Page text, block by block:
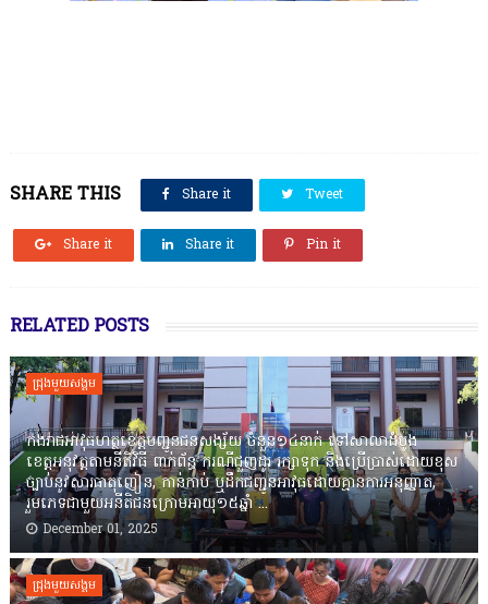
SHARE THIS Share it Tweet
Share it Share it Pin it
RELATED POSTS
ជ្រុងមួយសង្គម
កងរាជឣាវុធហត្ថខេត្តបញ្ជូនជនសង្ស័យ ចំនួន១៤នាក់ ទៅសាលាដំបូង
ខេត្តឣនុវត្តតាមនីតិវិធី ពាក់ព័ន្ធ ករណីជួញដូរ រក្សាទុក និងប្រើប្រាស់ដោយខុស
ច្បាប់នូវសារធាតុញៀន, កាន់កាប់ ឬដឹកជញ្ជូនអាវុធដោយគ្មានការអនុញ្ញាត,
រួមភេទជាមួយអនីតិជនក្រោមអាយុ១៥ឆ្នាំ ...
December 01, 2025
ជ្រុងមួយសង្គម